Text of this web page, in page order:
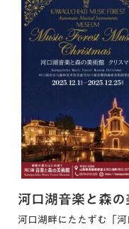
河口湖音楽と森
河口湖畔にたたずむ「